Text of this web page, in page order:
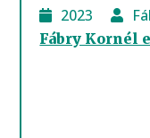
2023
Fábry Kornél